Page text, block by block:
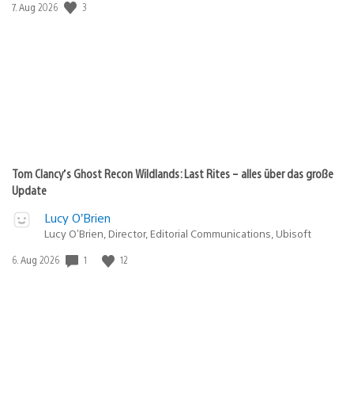
Veröffentlichungsdatum:
7. Aug 2026 3
Tom Clancy’s Ghost Recon Wildlands: Last Rites – alles über das große
Update
Lucy O’Brien
Lucy O’Brien, Director, Editorial Communications, Ubisoft
Veröffentlichungsdatum:
6. Aug 2026 1 12